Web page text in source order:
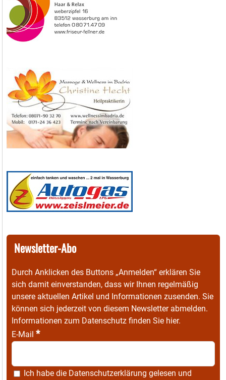
Newsletter-Abo
Durch Anklicken des Buttons „Anmelden“ erklären Sie
sich damit einverstanden, dass wir Ihnen regelmäßig
unsere aktuellen Artikel und Informationen zusenden. Sie
können sich jederzeit von diesem Newsletter abmelden.
Informationen zum Datenschutz finden Sie hier.
E-Mail *
Ich habe die Datenschutzerklärung gelesen und